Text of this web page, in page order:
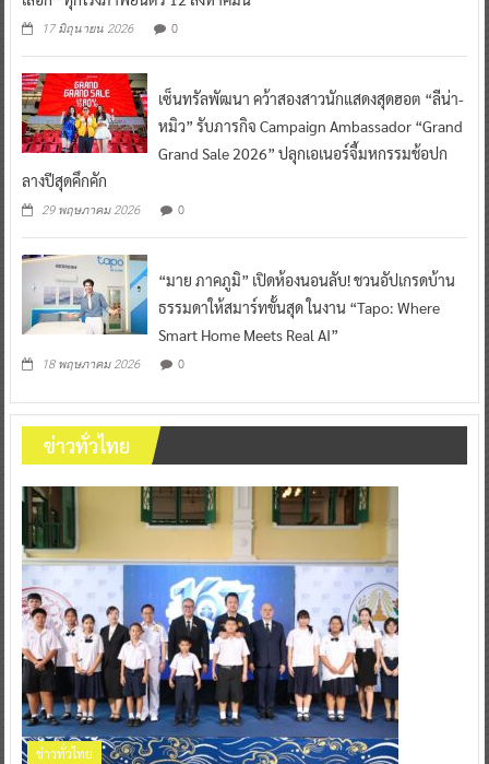
17 มิถุนายน 2026 0
เซ็นทรัลพัฒนา คว้าสองสาวนักแสดงสุดฮอต “ลีน่า-
หมิว” รับภารกิจ Campaign Ambassador “Grand
Grand Sale 2026” ปลุกเอเนอร์จี้มหกรรมช้อปก
ลางปีสุดคึกคัก
29 พฤษภาคม 2026 0
“มาย ภาคภูมิ” เปิดห้องนอนลับ! ชวนอัปเกรดบ้าน
ธรรมดาให้สมาร์ทขั้นสุด ในงาน “Tapo: Where
Smart Home Meets Real AI”
18 พฤษภาคม 2026 0
ข่าวทั่วไทย
ข่าวทั่วไทย